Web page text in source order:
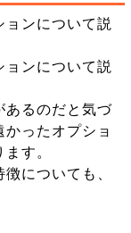
ョンについて説
ョンについて説
あるのだと気づ
ったオプショ
す。
についても、